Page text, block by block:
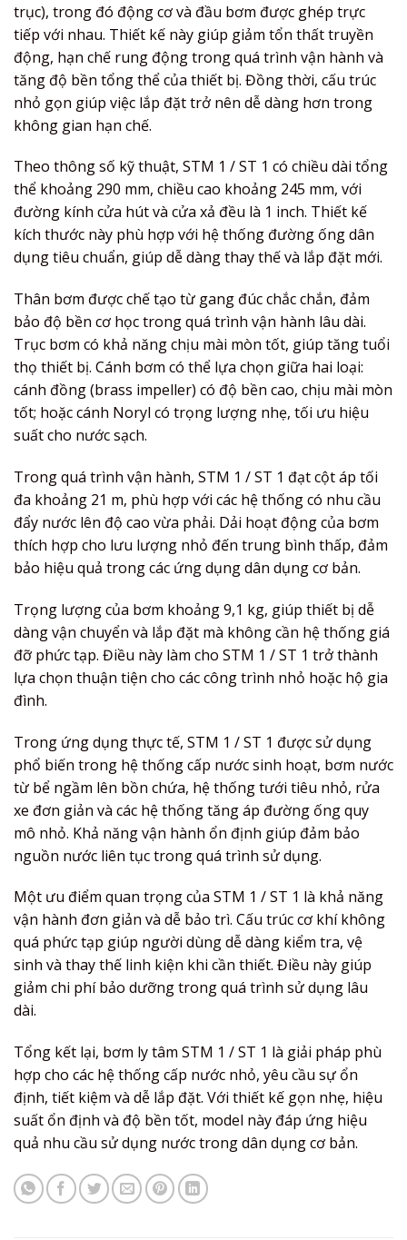
trục), trong đó động cơ và đầu bơm được ghép trực
tiếp với nhau. Thiết kế này giúp giảm tổn thất truyền
động, hạn chế rung động trong quá trình vận hành và
tăng độ bền tổng thể của thiết bị. Đồng thời, cấu trúc
nhỏ gọn giúp việc lắp đặt trở nên dễ dàng hơn trong
không gian hạn chế.
Theo thông số kỹ thuật, STM 1 / ST 1 có chiều dài tổng
thể khoảng 290 mm, chiều cao khoảng 245 mm, với
đường kính cửa hút và cửa xả đều là 1 inch. Thiết kế
kích thước này phù hợp với hệ thống đường ống dân
dụng tiêu chuẩn, giúp dễ dàng thay thế và lắp đặt mới.
Thân bơm được chế tạo từ gang đúc chắc chắn, đảm
bảo độ bền cơ học trong quá trình vận hành lâu dài.
Trục bơm có khả năng chịu mài mòn tốt, giúp tăng tuổi
thọ thiết bị. Cánh bơm có thể lựa chọn giữa hai loại:
cánh đồng (brass impeller) có độ bền cao, chịu mài mòn
tốt; hoặc cánh Noryl có trọng lượng nhẹ, tối ưu hiệu
suất cho nước sạch.
Trong quá trình vận hành, STM 1 / ST 1 đạt cột áp tối
đa khoảng 21 m, phù hợp với các hệ thống có nhu cầu
đẩy nước lên độ cao vừa phải. Dải hoạt động của bơm
thích hợp cho lưu lượng nhỏ đến trung bình thấp, đảm
bảo hiệu quả trong các ứng dụng dân dụng cơ bản.
Trọng lượng của bơm khoảng 9,1 kg, giúp thiết bị dễ
dàng vận chuyển và lắp đặt mà không cần hệ thống giá
đỡ phức tạp. Điều này làm cho STM 1 / ST 1 trở thành
lựa chọn thuận tiện cho các công trình nhỏ hoặc hộ gia
đình.
Trong ứng dụng thực tế, STM 1 / ST 1 được sử dụng
phổ biến trong hệ thống cấp nước sinh hoạt, bơm nước
từ bể ngầm lên bồn chứa, hệ thống tưới tiêu nhỏ, rửa
xe đơn giản và các hệ thống tăng áp đường ống quy
mô nhỏ. Khả năng vận hành ổn định giúp đảm bảo
nguồn nước liên tục trong quá trình sử dụng.
Một ưu điểm quan trọng của STM 1 / ST 1 là khả năng
vận hành đơn giản và dễ bảo trì. Cấu trúc cơ khí không
quá phức tạp giúp người dùng dễ dàng kiểm tra, vệ
sinh và thay thế linh kiện khi cần thiết. Điều này giúp
giảm chi phí bảo dưỡng trong quá trình sử dụng lâu
dài.
Tổng kết lại, bơm ly tâm STM 1 / ST 1 là giải pháp phù
hợp cho các hệ thống cấp nước nhỏ, yêu cầu sự ổn
định, tiết kiệm và dễ lắp đặt. Với thiết kế gọn nhẹ, hiệu
suất ổn định và độ bền tốt, model này đáp ứng hiệu
quả nhu cầu sử dụng nước trong dân dụng cơ bản.